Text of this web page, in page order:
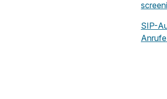
SIP-